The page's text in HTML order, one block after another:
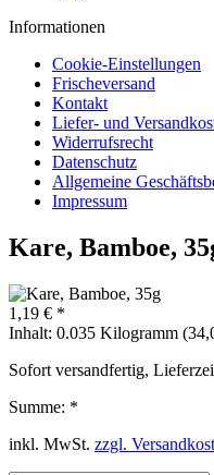
Informationen
Cookie-Einstellungen
Frischeversand
Kontakt
Liefer- und
Widerrufsrecht
Datenschutz
Allgemeine
Impressum
Kare, Bamboe,
1,19 € *
Inhalt: 0.035 Kilogramm
Sofort versandfertig,
Summe: *
inkl. MwSt. zzgl.